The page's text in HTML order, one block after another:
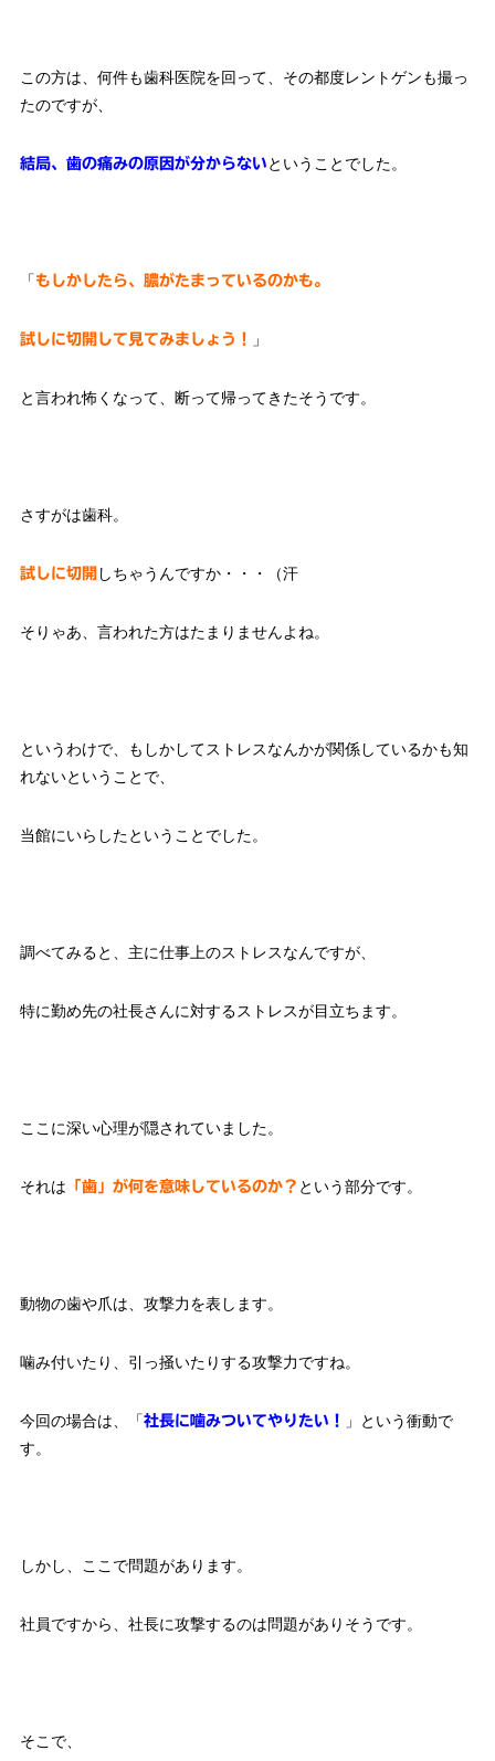
この方は、何件も歯科医院を回って、その都度レントゲンも撮っ
たのですが、
結局、歯の痛みの原因が分からない ということでした。
「 もしかしたら、膿がたまっているのかも。
試しに切開して見てみましょう！ 」
と言われ怖くなって、断って帰ってきたそうです。
さすがは歯科。
試しに切開 しちゃうんですか・・・（汗
そりゃあ、言われた方はたまりませんよね。
というわけで、もしかしてストレスなんかが関係しているかも知
れないということで、
当館にいらしたということでした。
調べてみると、主に仕事上のストレスなんですが、
特に勤め先の社長さんに対するストレスが目立ちます。
ここに深い心理が隠されていました。
それは 「歯」が何を意味しているのか？ という部分です。
動物の歯や爪は、攻撃力を表します。
噛み付いたり、引っ掻いたりする攻撃力ですね。
今回の場合は、「社長に噛みついてやりたい！
」という衝動で
す。
しかし、ここで問題があります。
社員ですから、社長に攻撃するのは問題がありそうです。
そこで、